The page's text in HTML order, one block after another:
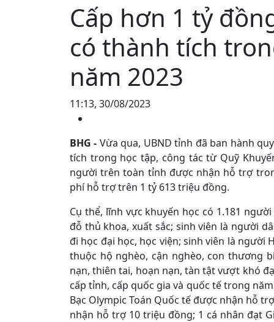
Cấp hơn 1 tỷ
có thành tích
năm 2023
11:13, 30/08/2023
BHG - Vừa qua, UBND tỉnh đã ban hành
tích trong học tập, công tác từ Quỹ
người trên toàn tỉnh được nhận hỗ trợ
phí hỗ trợ trên 1 tỷ 613 triệu đồng.
Cụ thể, lĩnh vực khuyến học có 1.181
đỗ thủ khoa, xuất sắc; sinh viên là người
đi học đại học, học viện; sinh viên là người
thuộc hộ nghèo, cận nghèo, con thương
nạn, thiên tai, hoạn nạn, tàn tật vượt khó
cấp tỉnh, cấp quốc gia và quốc tế trong
Bạc Olympic Toán Quốc tế được nhận hỗ
nhận hỗ trợ 10 triệu đồng; 1 cá nhân đạt